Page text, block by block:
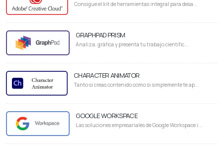
Consigue el kit de herramientas integral para desa...
GRAPHPAD PRISM
Analiza, gráfica y presenta tu trabajo científic...
CHARACTER ANIMATOR
Tanto si creas contenido como si simplemente te ap...
GOOGLE WORKSPACE
Las soluciones empresariales de Google Workspace i...